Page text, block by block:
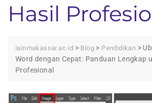
Hasil
iainmakassar.ac.id > Blog > Pendidikan >
Word dengan Cepat: Panduan Lengkap
Profesional